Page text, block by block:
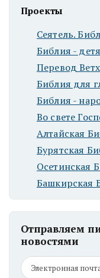
Проекты
Сеятель.
Библия -
Перевод
Библия для
Библия -
Во свете
Алтайская
Бурятская
Осетинская
Башкирская
Отправляем
новостями